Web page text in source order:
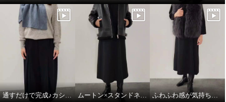
通すだけで完成♪カシミヤのごほうびマフラー ムートン×スタンドネックのこなれ感 ふわふわ感が気持ちいい♪大人の贅沢ベスト